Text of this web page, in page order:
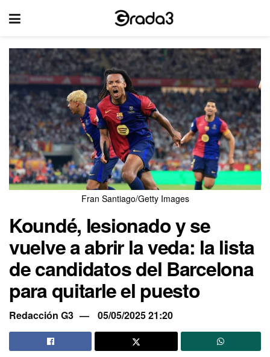
Fran Santiago/Getty Images
Koundé, lesionado y se
vuelve a abrir la veda: la lista
de candidatos del Barcelona
para quitarle el puesto
Redacción G3 05/05/2025 21:20